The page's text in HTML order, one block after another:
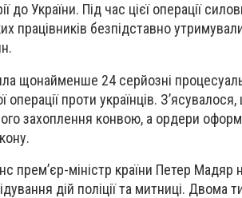
до України. Під час цієї операції
працівників безпідставно
щонайменше 24 серйозні
операції проти українців.
захоплення конвою, а ордери
прем’єр-міністр країни Петер
дій поліції та митниці. Двома